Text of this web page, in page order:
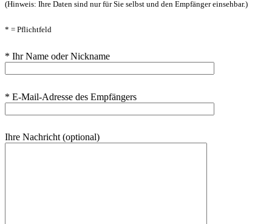
(Hinweis: Ihre Daten sind nur für Sie selbst und den Empfänger einsehbar.)
* = Pflichtfeld
* Ihr Name oder Nickname
* E-Mail-Adresse des Empfängers
Ihre Nachricht (optional)